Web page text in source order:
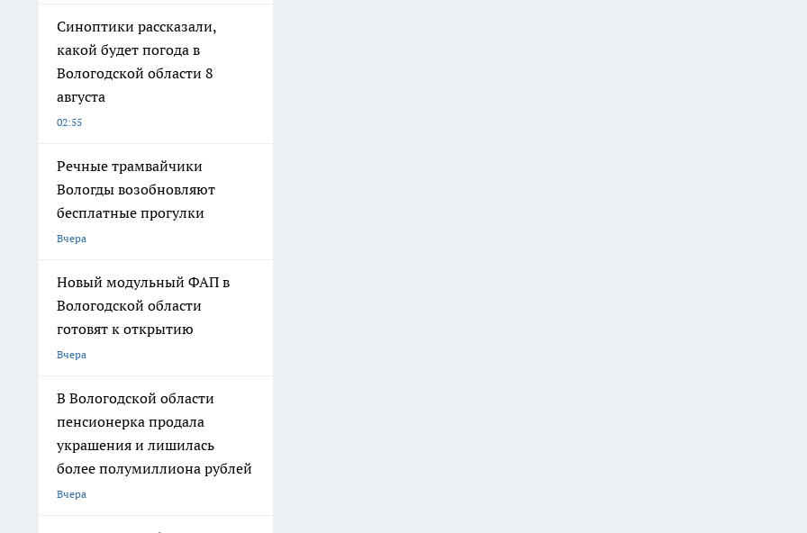
Синоптики рассказали,
какой будет погода в
Вологодской области 8
августа
02:55
Речные трамвайчики
Вологды возобновляют
бесплатные прогулки
Вчера
Новый модульный ФАП в
Вологодской области
готовят к открытию
Вчера
В Вологодской области
пенсионерка продала
украшения и лишилась
более полумиллиона рублей
Вчера